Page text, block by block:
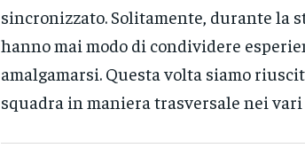
sincronizzato. Solitamente, durante la
hanno mai modo di condividere
amalgamarsi. Questa volta siamo
squadra in maniera trasversale nei vari